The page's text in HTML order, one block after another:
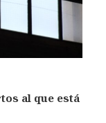
al que está